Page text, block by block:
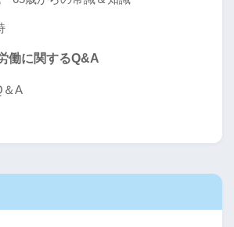
働に関するQ&A
＆A